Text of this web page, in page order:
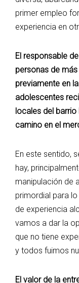
primer empleo
experiencia en
El responsable
personas de
previamente en
adolescentes
locales del
camino en el
​En este sentido,
hay,
manipulación de
primordial para
de experiencia
vamos a dar la
que no tiene
y todos fuimos
​El valor de la